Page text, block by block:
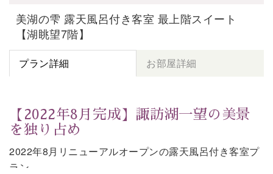
美湖の雫 露天風呂付き客室 最上階スイート
【湖眺望7階】
プラン詳細 お部屋詳細
【2022年8月完成】諏訪湖一望の美景
を独り占め
2022年8月リニューアルオープンの露天風呂付き客室プ
ラン。